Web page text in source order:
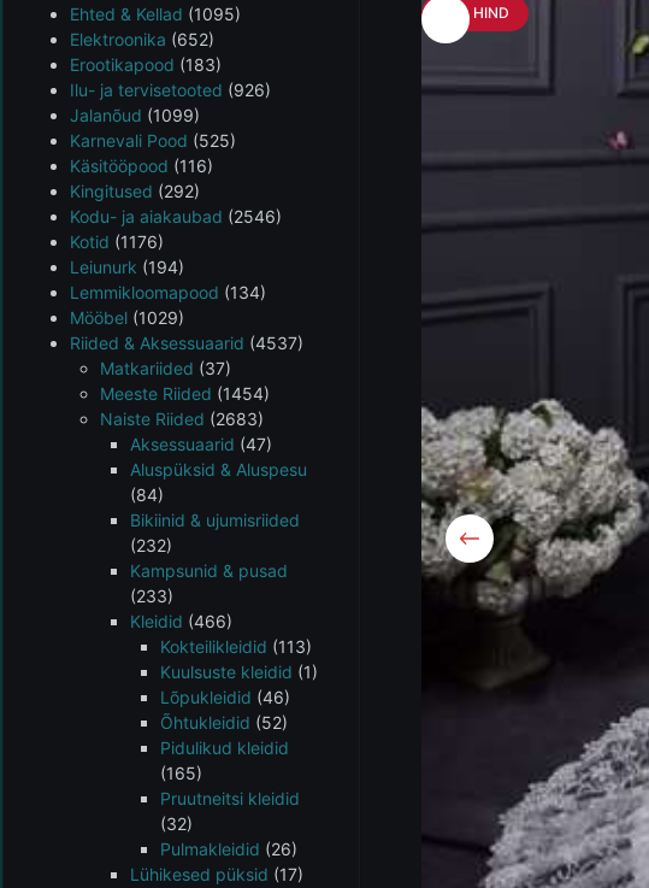
HEA HIND
Ehted & Kellad (1095)
Elektroonika (652)
Erootikapood (183)
Ilu- ja tervisetooted (926)
Jalanõud (1099)
Karnevali Pood (525)
Käsitööpood (116)
Kingitused (292)
Kodu- ja aiakaubad (2546)
Kotid (1176)
Leiunurk (194)
Lemmikloomapood (134)
Mööbel (1029)
Riided & Aksessuaarid (4537)
Matkariided (37)
Meeste Riided (1454)
Naiste Riided (2683)
Aksessuaarid (47)
Aluspüksid & Aluspesu
(84)
Bikiinid & ujumisriided
(232)
Kampsunid & pusad
(233)
Kleidid (466)
Kokteilikleidid (113)
Kuulsuste kleidid (1)
Lõpukleidid (46)
Õhtukleidid (52)
Pidulikud kleidid
(165)
Pruutneitsi kleidid
(32)
Pulmakleidid (26)
Lühikesed püksid (17)